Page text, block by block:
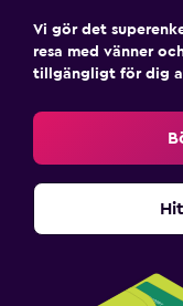
Vi gör det
resa med vänner
tillgängligt för dig